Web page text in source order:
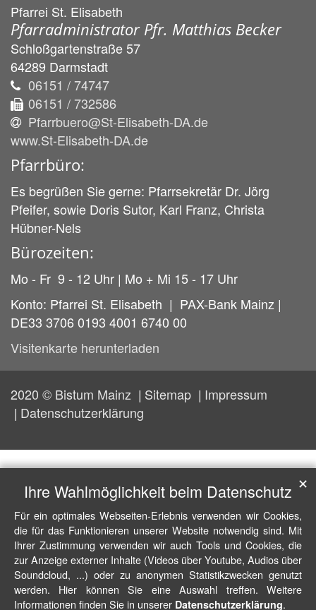
Pfarrei St. Elisabeth
Pfarradministrator Pfr. Matthias Becker
Schloßgartenstraße 57
64289 Darmstadt
06151 / 74747
06151 / 732586
Pfarrbuero@St-Elisabeth-DA.de
www.St-Elisabeth-DA.de
Pfarrbüro:
Es begrüßen Sie gerne: Pfarrsekretär Dr. Jörg
Pfeifer, sowie Doris Sutor, Karl Franz, Christa
Hübner-Nels
Bürozeiten:
Mo - Fr 9 - 12 Uhr | Mo + Mi 15 - 17 Uhr
Konto: Pfarrei St. Elisabeth | PAX-Bank Mainz |
DE33 3706 0193 4001 6740 00
Visitenkarte herunterladen
2020 © Bistum Mainz Sitemap
Impressum
Datenschutzerklärung
Ihre Wahlmöglichkeit beim Datenschutz
Für ein optimales Webseiten-Erlebnis verwenden wir Cookies,
die für das Funktionieren unserer Website notwendig sind. Mit
Ihrer Zustimmung verwenden wir auch Tools und Cookies, die
zur Anzeige externer Inhalte (Videos über Youtube, Audios über
Soundcloud, ...) oder zu anonymen Statistikzwecken genutzt
werden. Hier können Sie eine Auswahl treffen. Weitere
Informationen finden Sie in unserer Datenschutzerklärung.
✕